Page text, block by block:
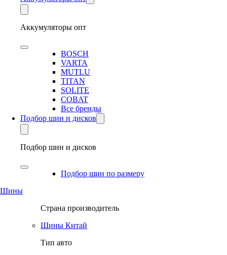
Аккумуляторы опт
BOSCH
VARTA
MUTLU
TITAN
SOLITE
COBAT
Все бренды
Подбор шин и дисков
Подбор шин и дисков
Подбор шин по размеру
Шины
Страна производитель
Шины Китай
Тип авто